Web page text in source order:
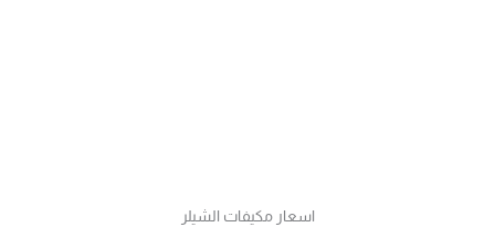
اسعار مكيفات الشيلر